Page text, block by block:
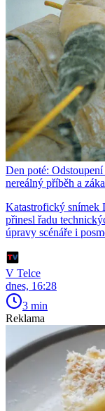
Den poté:
nereálný příběh a
Katastrofický snímek
přinesl řadu
úpravy scénáře i
V Telce
dnes, 16:28
3 min
Reklama